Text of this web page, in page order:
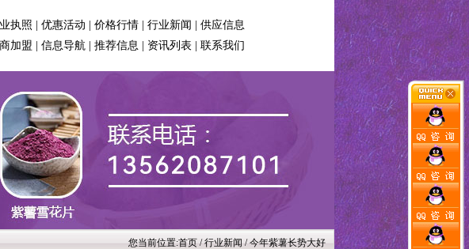
执照 优惠活动 价格行情| 行业新闻
供应信息
加盟 信息导航| 推荐信息 资讯列表| 联系我们
您当前位置:首页 / 行业新闻 / 今年紫薯长势大好